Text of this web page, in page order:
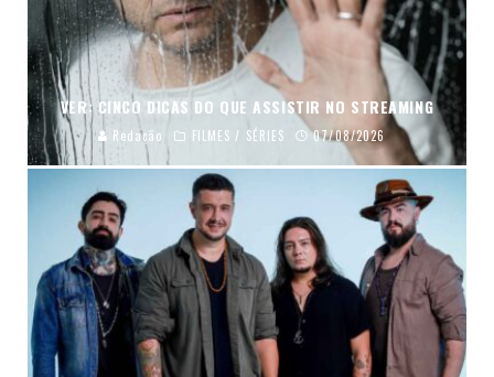
VER: CINCO DICAS DO QUE ASSISTIR NO STREAMING
Redação FILMES / SÉRIES 07/08/2026